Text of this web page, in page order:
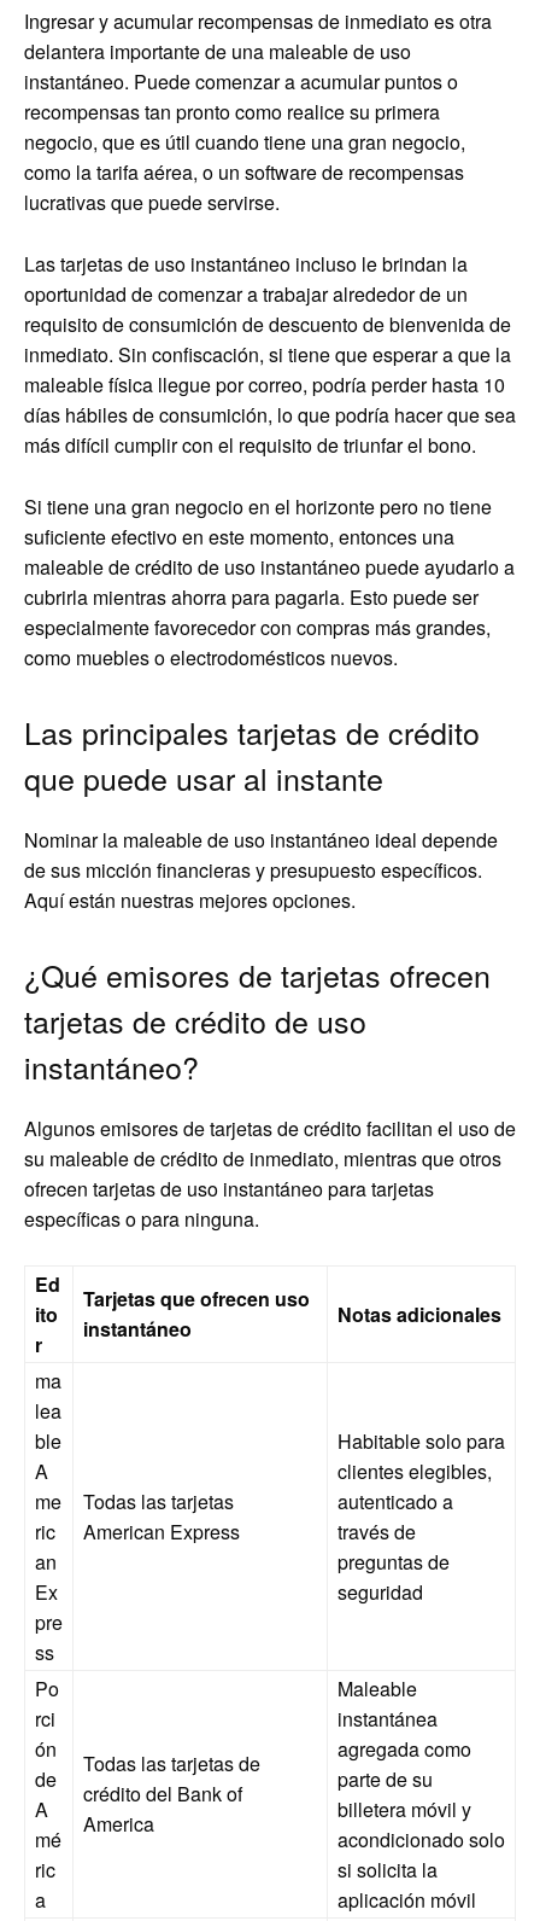
Ingresar y acumular recompensas de inmediato es otra
delantera importante de una maleable de uso
instantáneo. Puede comenzar a acumular puntos o
recompensas tan pronto como realice su primera
negocio, que es útil cuando tiene una gran negocio,
como la tarifa aérea, o un software de recompensas
lucrativas que puede servirse.
Las tarjetas de uso instantáneo incluso le brindan la
oportunidad de comenzar a trabajar alrededor de un
requisito de consumición de descuento de bienvenida de
inmediato. Sin confiscación, si tiene que esperar a que la
maleable física llegue por correo, podría perder hasta 10
días hábiles de consumición, lo que podría hacer que sea
más difícil cumplir con el requisito de triunfar el bono.
Si tiene una gran negocio en el horizonte pero no tiene
suficiente efectivo en este momento, entonces una
maleable de crédito de uso instantáneo puede ayudarlo a
cubrirla mientras ahorra para pagarla. Esto puede ser
especialmente favorecedor con compras más grandes,
como muebles o electrodomésticos nuevos.
Las principales tarjetas de crédito
que puede usar al instante
Nominar la maleable de uso instantáneo ideal depende
de sus micción financieras y presupuesto específicos.
Aquí están nuestras mejores opciones.
¿Qué emisores de tarjetas ofrecen
tarjetas de crédito de uso
instantáneo?
Algunos emisores de tarjetas de crédito facilitan el uso de
su maleable de crédito de inmediato, mientras que otros
ofrecen tarjetas de uso instantáneo para tarjetas
específicas o para ninguna.
Ed
ito
r
Tarjetas que ofrecen uso
instantáneo
Notas adicionales
ma
lea
ble
A
me
ric
an
Ex
pre
ss
Todas las tarjetas
American Express
Habitable solo para
clientes elegibles,
autenticado a
través de
preguntas de
seguridad
Po
rci
ón
de
A
mé
ric
a
Todas las tarjetas de
crédito del Bank of
America
Maleable
instantánea
agregada como
parte de su
billetera móvil y
acondicionado solo
si solicita la
aplicación móvil